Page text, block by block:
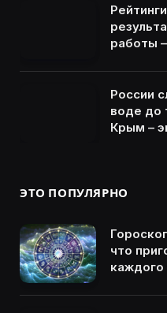
работы
России
воде до
Крым –
ЭТО ПОПУЛЯРНО
что
каждого